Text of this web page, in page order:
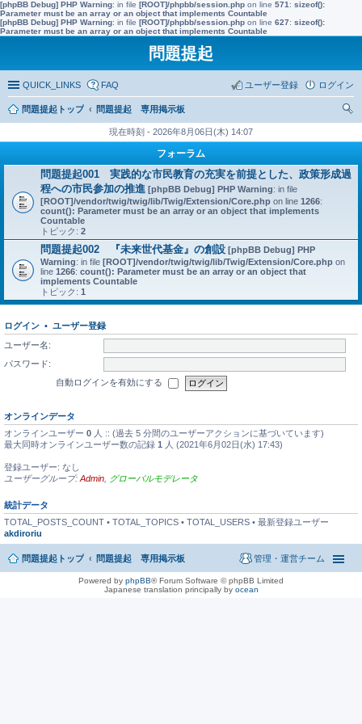
[phpBB Debug] PHP Warning: in file [ROOT]/phpbb/session.php on line 571 : sizeof():
Parameter must be an array or an object that implements Countable
[phpBB Debug] PHP Warning: in file [ROOT]/phpbb/session.php on line 627: sizeof():
Parameter must be an array or an object that implements Countable
問題提起
QUICK_LINKS FAQ ログイン
ユーザー登録
問題提起トップ
問題提起 専用掲示板
現在時刻 - 2026年8月06日(木) 14:07
フォーラム
問題提起001 実践的な市民教育の充実を前提とした、政策形成過
程への市民参加の推進 [phpBB Debug] PHP Warning: in file
[ROOT]/vendor/twig/twig/lib/Twig/Extension/Core.php on line 1266:
count(): Parameter must be an array or an object that implements
Countable
トピック: 2
問題提起002 『未来世代基金』の創設 [phpBB Debug] PHP
Warning: in file [ROOT]/vendor/twig/twig/lib/Twig/Extension/Core.php on
line 1266: count(): Parameter must be an array or an object that
implements Countable
トピック: 1
ログイン • ユーザー登録
ユーザー名:
パスワード:
自動ログインを有効にする
オンラインデータ
オンラインユーザー 0 人 :: (過去 5 分間のユーザーアクションに基づいています)
最大同時オンラインユーザー数の記録 1 人 (2021年6月02日(水) 17:43)
登録ユーザー: なし
ユーザーグループ: Admin グローバルモデレータ
統計データ
TOTAL_POSTS_COUNT • TOTAL_TOPICS • TOTAL_USERS • 最新登録ユーザー
akdiroriu
問題提起トップ 問題提起 専用掲示板 管理・運営チーム
Powered by phpBB® Forum Software © phpBB Limited
Japanese translation principally by ocean